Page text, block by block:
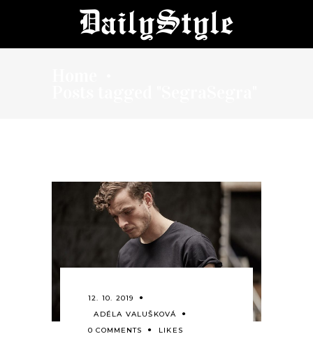
12. 10. 2019
ADÉLA VALUŠKOVÁ
0 COMMENTS
LIKES